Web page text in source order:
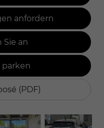
anfordern
Sie an
parken
(PDF)